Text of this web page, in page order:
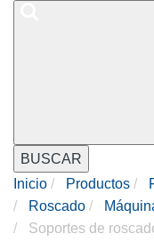
BUSCAR
Inicio
Productos
Roscado
Soportes de